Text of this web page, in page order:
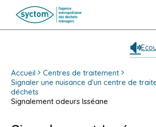
Accueil
Centres de traitement
Signaler une nuisance d'un centre de
déchets
Signalement odeurs Isséane